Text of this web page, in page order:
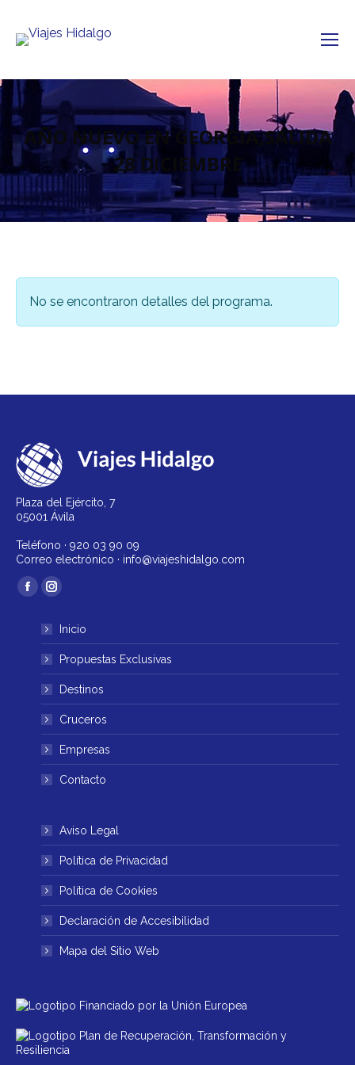
AÑO NUEVO EN GEORGIA,SALIDA
28 DICIEMBRE
No se encontraron detalles del programa.
Plaza del Ejército, 7
05001 Ávila
Teléfono · 920 03 90 09
Correo electrónico · info@viajeshidalgo.com
Encuéntranos en:
Facebook
abre
una
ventana
Instagram
se
abre
en
una
ventana
Inicio
Propuestas Exclusivas
Destinos
Cruceros
Empresas
Contacto
Aviso Legal
Política de Privacidad
Política de Cookies
Declaración de Accesibilidad
Mapa del Sitio Web